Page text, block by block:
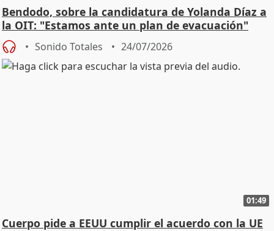
Bendodo, sobre la candidatura de Yolanda Díaz a
la OIT: "Estamos ante un plan de evacuación"
Sonido Totales 24/07/2026
01:49
Cuerpo pide a EEUU cumplir el acuerdo con la UE